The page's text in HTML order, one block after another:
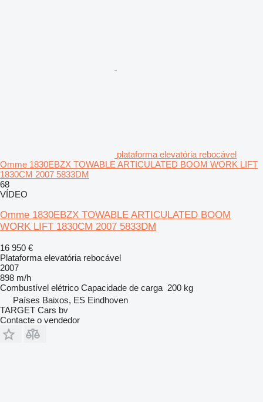
plataforma elevatória rebocável
Omme 1830EBZX TOWABLE ARTICULATED BOOM WORK LIFT
1830CM 2007 5833DM
68
VÍDEO
Omme 1830EBZX TOWABLE ARTICULATED BOOM
WORK LIFT 1830CM 2007 5833DM
16 950 €
Plataforma elevatória rebocável
2007
898 m/h
Combustível elétrico Capacidade de carga 200 kg
Países Baixos, ES Eindhoven
TARGET Cars bv
Contacte o vendedor